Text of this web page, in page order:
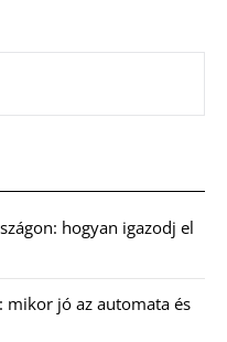
hogyan igazodj el
mikor jó az automata és